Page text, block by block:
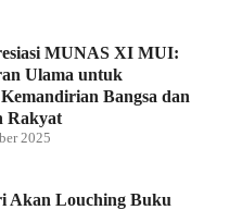
MUNAS XI MUI:
Ulama untuk
Bangsa dan
Rakyat
2025
Akan Louching Buku